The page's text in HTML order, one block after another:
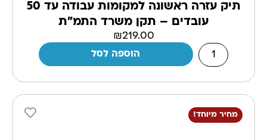
תיק עזרה ראשונה למקומות עבודה עד 50
עובדים – תקן משרד התמ"ת
₪219.00
הוספה לסל
מחיר מיוחד!